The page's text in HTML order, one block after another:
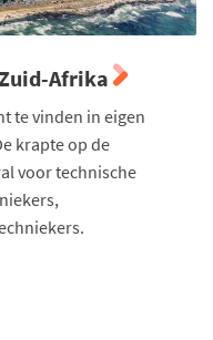
Afrika
te vinden in eigen
krapte op de
voor technische